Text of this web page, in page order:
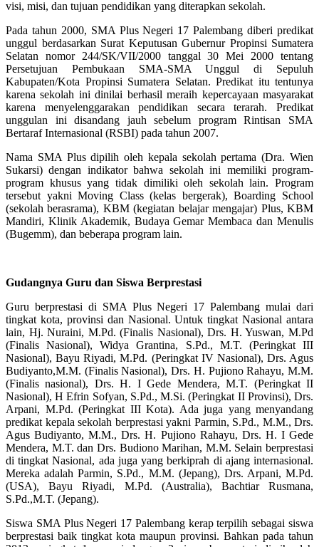
visi, misi, dan tujuan pendidikan yang diterapkan sekolah.
Pada tahun 2000, SMA Plus Negeri 17 Palembang diberi predikat
unggul berdasarkan Surat Keputusan Gubernur Propinsi Sumatera
Selatan nomor 244/SK/VII/2000 tanggal 30 Mei 2000 tentang
Persetujuan Pembukaan SMA-SMA Unggul di Sepuluh
Kabupaten/Kota Propinsi Sumatera Selatan. Predikat itu tentunya
karena sekolah ini dinilai berhasil meraih kepercayaan masyarakat
karena menyelenggarakan pendidikan secara terarah. Predikat
unggulan ini disandang jauh sebelum program Rintisan SMA
Bertaraf Internasional (RSBI) pada tahun 2007.
Nama SMA Plus dipilih oleh kepala sekolah pertama (Dra. Wien
Sukarsi) dengan indikator bahwa sekolah ini memiliki program-
program khusus yang tidak dimiliki oleh sekolah lain. Program
tersebut yakni Moving Class (kelas bergerak), Boarding School
(sekolah berasrama), KBM (kegiatan belajar mengajar) Plus, KBM
Mandiri, Klinik Akademik, Budaya Gemar Membaca dan Menulis
(Bugemm), dan beberapa program lain.
Gudangnya Guru dan Siswa Berprestasi
Guru berprestasi di SMA Plus Negeri 17 Palembang mulai dari
tingkat kota, provinsi dan Nasional. Untuk tingkat Nasional antara
lain, Hj. Nuraini, M.Pd. (Finalis Nasional), Drs. H. Yuswan, M.Pd
(Finalis Nasional), Widya Grantina, S.Pd., M.T. (Peringkat III
Nasional), Bayu Riyadi, M.Pd. (Peringkat IV Nasional), Drs. Agus
Budiyanto,M.M. (Finalis Nasional), Drs. H. Pujiono Rahayu, M.M.
(Finalis nasional), Drs. H. I Gede Mendera, M.T. (Peringkat II
Nasional), H Efrin Sofyan, S.Pd., M.Si. (Peringkat II Provinsi), Drs.
Arpani, M.Pd. (Peringkat III Kota). Ada juga yang menyandang
predikat kepala sekolah berprestasi yakni Parmin, S.Pd., M.M., Drs.
Agus Budiyanto, M.M., Drs. H. Pujiono Rahayu, Drs. H. I Gede
Mendera, M.T. dan Drs. Budiono Marihan, M.M. Selain berprestasi
di tingkat Nasional, ada juga yang berkiprah di ajang internasional.
Mereka adalah Parmin, S.Pd., M.M. (Jepang), Drs. Arpani, M.Pd.
(USA), Bayu Riyadi, M.Pd. (Australia), Bachtiar Rusmana,
S.Pd.,M.T. (Jepang).
Siswa SMA Plus Negeri 17 Palembang kerap terpilih sebagai siswa
berprestasi baik tingkat kota maupun provinsi. Bahkan pada tahun